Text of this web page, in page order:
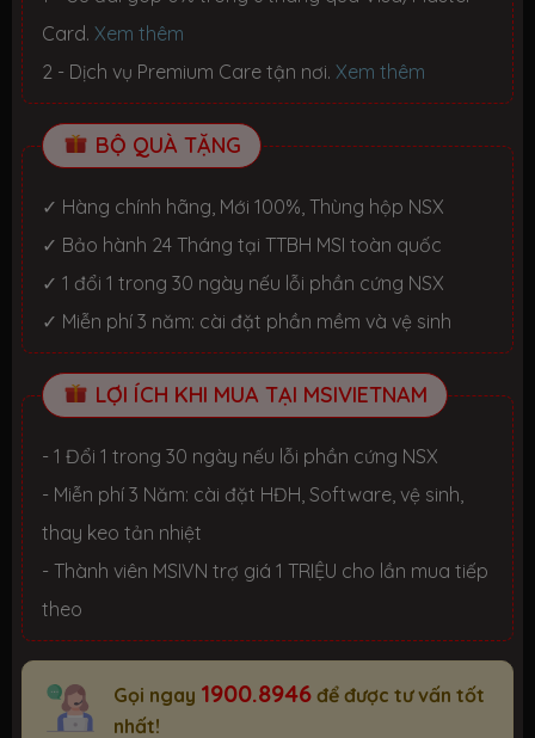
Card. Xem thêm
2 - Dịch vụ Premium Care tận nơi. Xem thêm
BỘ QUÀ TẶNG
✓ Hàng chính hãng, Mới 100%, Thùng hộp NSX
✓ Bảo hành 24 Tháng tại TTBH MSI toàn quốc
✓ 1 đổi 1 trong 30 ngày nếu lỗi phần cứng NSX
✓ Miễn phí 3 năm: cài đặt phần mềm và vệ sinh
LỢI ÍCH KHI MUA TẠI MSIVIETNAM
- 1 Đổi 1 trong 30 ngày nếu lỗi phần cứng NSX
- Miễn phí 3 Năm: cài đặt HĐH, Software, vệ sinh,
thay keo tản nhiệt
- Thành viên MSIVN trợ giá 1 TRIỆU cho lần mua tiếp
theo
Gọi ngay 1900.8946 để được tư vấn tốt
nhất!